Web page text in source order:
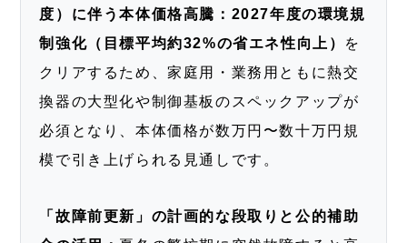
度）に伴う本体価格高騰： 2027年度の環境規
制強化（目標平均約32%の省エネ性向上） を
クリアするため、家庭用・業務用ともに熱交
換器の大型化や制御基板のスペックアップが
必須となり、本体価格が数万円〜数十万円規
模で引き上げられる見通しです。
「故障前更新」の計画的な段取りと公的補助